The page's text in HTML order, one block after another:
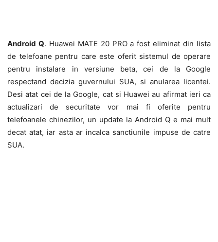
Android Q. Huawei MATE 20 PRO a fost eliminat din lista
de telefoane pentru care este oferit sistemul de operare
pentru instalare in versiune beta, cei de la Google
respectand decizia guvernului SUA, si anularea licentei.
Desi atat cei de la Google, cat si Huawei au afirmat ieri ca
actualizari de securitate vor mai fi oferite pentru
telefoanele chinezilor, un update la Android Q e mai mult
decat atat, iar asta ar incalca sanctiunile impuse de catre
SUA.